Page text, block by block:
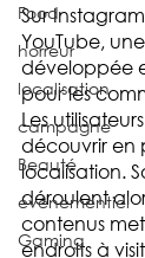
Food
horreur
localisation
campagne
Beauté
événementiel
Gaming
Sur
YouTube,
développée
pour les
Les
découvrir en
localisation.
déroulent
contenus
endroits à